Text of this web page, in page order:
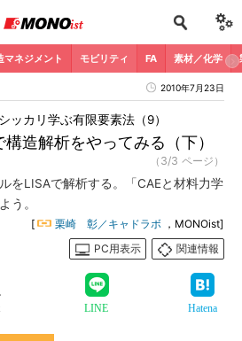
マネジメント モビリティ FA 素材／化学
2010年7月23日
造解析をやってみる（下）
ッカリ学ぶ有限要素法（9）
（3/3 ページ）
をLISAで解析する。「CAEと材料力学
う。
[ 栗崎 彰／キャドラボ ，MONOist]
PC用表示
関連情報
LINE Hatena